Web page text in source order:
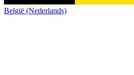
België (Nederlands)